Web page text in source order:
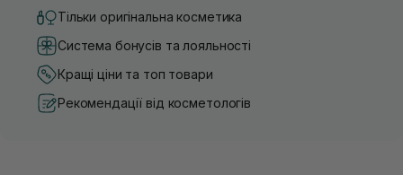
Тільки оригінальна косметика
Система бонусів та лояльності
Кращі ціни та топ товари
Рекомендації від косметологів